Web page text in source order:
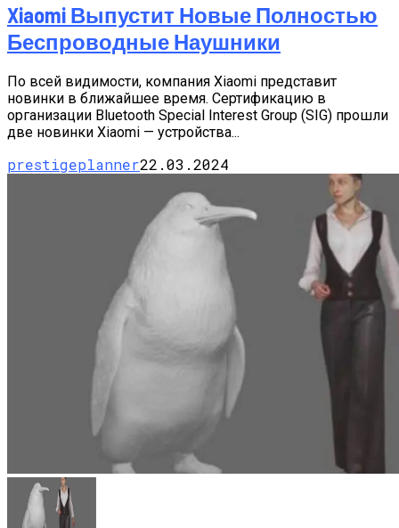
Xiaomi Выпустит Новые Полностью
Беспроводные Наушники
По всей видимости, компания Xiaomi представит
новинки в ближайшее время. Сертификацию в
организации Bluetooth Special Interest Group (SIG) прошли
две новинки Xiaomi — устройства...
prestigeplanner22.03.2024